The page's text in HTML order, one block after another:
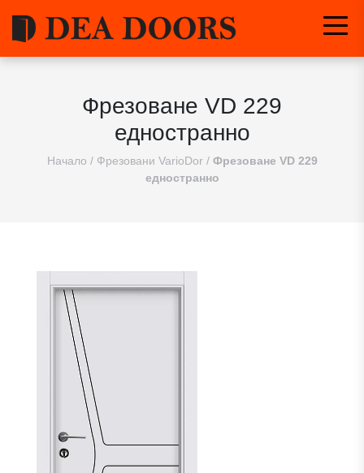
Фрезоване VD 229
едностранно
Начало / Фрезовани VarioDor/ Фрезоване VD 229
едностранно